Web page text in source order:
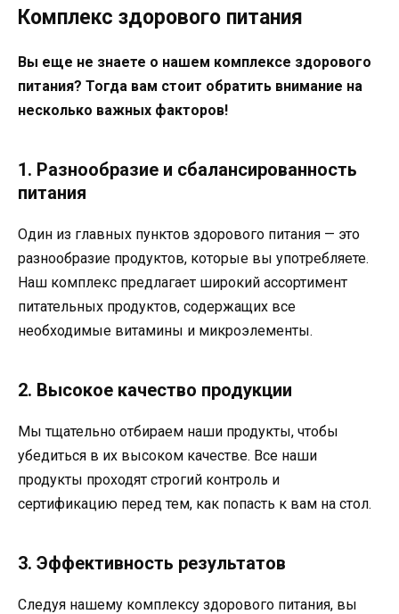
Комплекс здорового питания
Вы еще не знаете о нашем комплексе здорового
питания? Тогда вам стоит обратить внимание на
несколько важных факторов!
1. Разнообразие и сбалансированность
питания
Один из главных пунктов здорового питания — это
разнообразие продуктов, которые вы употребляете.
Наш комплекс предлагает широкий ассортимент
питательных продуктов, содержащих все
необходимые витамины и микроэлементы.
2. Высокое качество продукции
Мы тщательно отбираем наши продукты, чтобы
убедиться в их высоком качестве. Все наши
продукты проходят строгий контроль и
сертификацию перед тем, как попасть к вам на стол.
3. Эффективность результатов
Следуя нашему комплексу здорового питания, вы